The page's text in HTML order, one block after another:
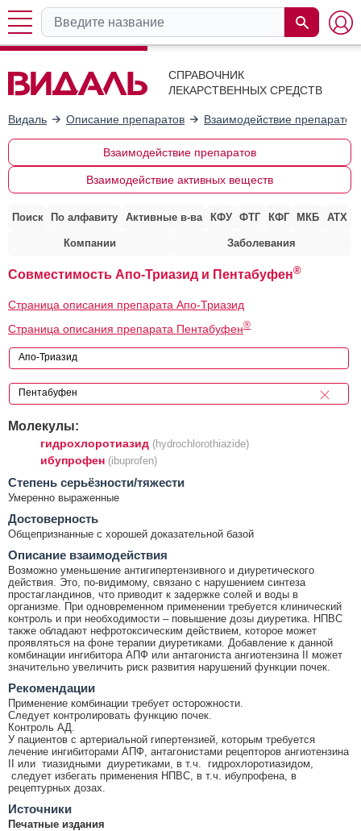
СПРАВОЧНИК
ЛЕКАРСТВЕННЫХ СРЕДСТВ
Видаль Описание препаратов Взаимодействие препаратов
Взаимодействие препаратов
Взаимодействие активных веществ
Поиск По алфавиту Активные в-ва КФУ ФТГ КФГ МКБ АТХ
Компании Заболевания
Совместимость Апо-Триазид и Пентабуфен®
Страница описания препарата Апо-Триазид
Страница описания препарата Пентабуфен®
Молекулы:
гидрохлоротиазид (hydrochlorothiazide)
ибупрофен (ibuprofen)
Cтепень серьёзности/тяжести
Умеренно выраженные
Достоверность
Общепризнанные с хорошей доказательной базой
Описание взаимодействия
Возможно уменьшение антигипертензивного и диуретического
действия. Это, по-видимому, связано с нарушением синтеза
простагландинов, что приводит к задержке солей и воды в
организме. При одновременном применении требуется клинический
контроль и при необходимости – повышение дозы диуретика. НПВС
также обладают нефротоксическим действием, которое может
проявляться на фоне терапии диуретиками. Добавление к данной
комбинации ингибитора АПФ или антагониста ангиотензина II может
значительно увеличить риск развития нарушений функции почек.
Рекомендации
Применение комбинации требует осторожности.
Следует контролировать функцию почек.
Контроль АД.
У пациентов с артериальной гипертензией, которым требуется
лечение ингибиторами АПФ, антагонистами рецепторов ангиотензина
II или тиазидными диуретиками, в т.ч. гидрохлоротиазидом,
следует избегать применения НПВС, в т.ч. ибупрофена, в
рецептурных дозах.
Источники
Печатные издания